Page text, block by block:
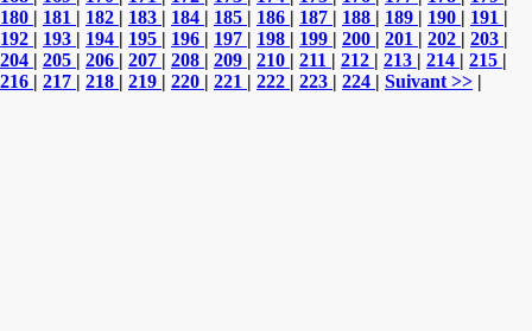
180 | 181 | 182 | 183 | 184 | 185 | 186 | 187 | 188 | 189 | 190 | 191 |
192 | 193 | 194 | 195 | 196 | 197 | 198 | 199 | 200 | 201 | 202 | 203 |
204 | 205 | 206 | 207 | 208 | 209 | 210 | 211 | 212 | 213 | 214 | 215 |
216 | 217 | 218 | 219 | 220 | 221 | 222 | 223 | 224 | Suivant >> |